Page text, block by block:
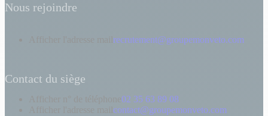
Nous rejoindre
recrutement@groupemonveto.com
Contact du siège
Afficher n° de téléphone 02 35 63 89 08
contact@groupemonveto.com